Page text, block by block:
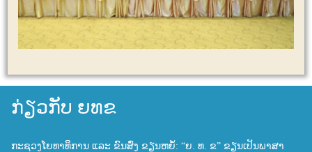
ກ່ຽວກັບ ຍທຂ
ກະຊວງໂຍທາທິການ ແລະ ຂົນສົ່ງ ຂຽນຫຍໍ້: “ຍ. ທ. ຂ” ຂຽນເປັນພາສາ